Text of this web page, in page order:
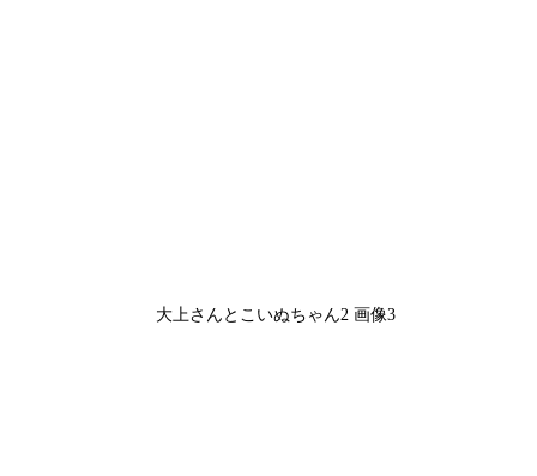
大上さんとこいぬちゃん2 画像3